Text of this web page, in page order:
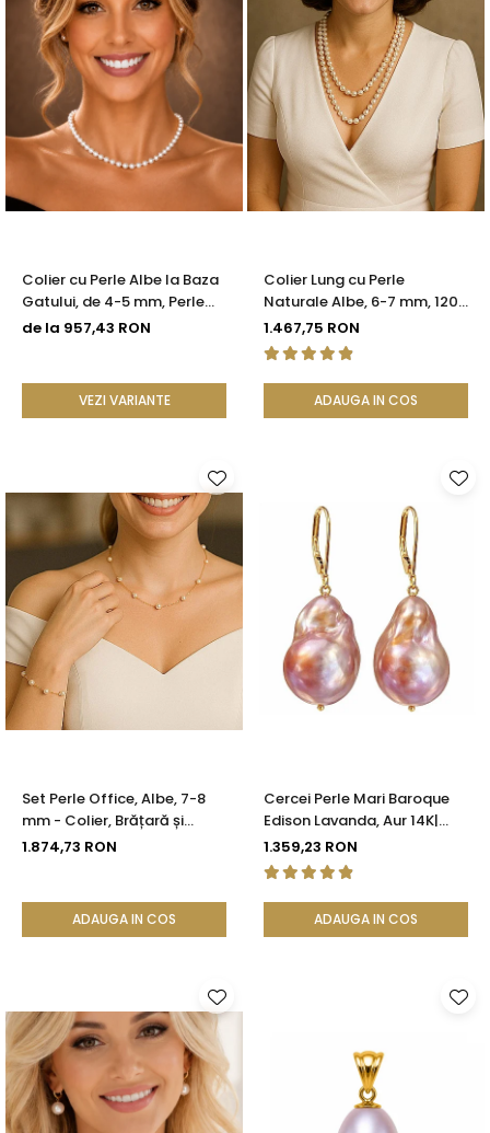
Colier cu Perle Albe la Baza
Gatului, de 4-5 mm, Perle
Rare, Calitate AAA+, Aur 14K
de la 957,43 RON
VEZI VARIANTE
Colier Lung cu Perle
Naturale Albe, 6-7 mm, 120
cm, Închizătoare Argint 925
| KASKADDA®
1.467,75 RON
ADAUGA IN COS
Set Perle Office, Albe, 7-8
mm - Colier, Brățară și
Cercei, Aur Galben 14K |
1.874,73 RON
ADAUGA IN COS
Cercei Perle Mari Baroque
Edison Lavanda, Aur 14K|
KASKADDA®
1.359,23 RON
ADAUGA IN COS